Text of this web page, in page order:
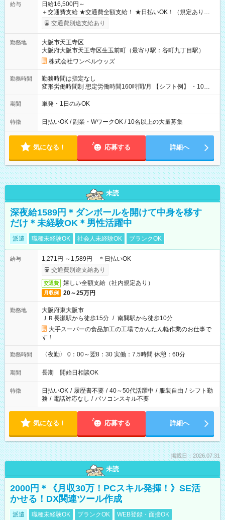
給与
日給16,500円～
＋交通費支給 ★交通費全額支給！ ★日払いOK！（規定あり） ┗
働いたその日に現金GET♪ お仕事後はコンビニATMから 日払
交通費別途支給あり
勤務地
大阪市天王寺区
大阪府大阪市天王寺区生玉前町（最寄り駅：谷町九丁目駅）
株式会社ワンベルウッズ
勤務時間
勤務時間は指定なし
変形労働時間制 想定労働時間160時間/月 【シフト例】 ・10：
00～20：00
期間 単発・1日のみOK
特徴 日払いOK / 副業・WワークOK / 10名以上の大量募集
気になる！ 応募する 詳細へ
未読
深夜給1589円＊ダンボールを開けて中身を移す
だけ＊未経験OK＊男性活躍中
派遣 職種未経験OK 社会人未経験OK ブランクOK
給与
1,271円 ～1,589円 ＊日払いOK
交通費別途支給あり
交通費 嬉しい全額支給（社内規定あり）
月収例 20～25万円
勤務地
大阪府東大阪市
ＪＲ長瀬駅から徒歩15分 / 南巽駅から徒歩10分
大手スーパーの食品加工の工場でかんたん軽作業のお仕事で
す！
勤務時間 〈夜勤〉 0：00～翌8：30 実働：7.5時間 休憩：60分
期間 長期 開始日相談OK
特徴 日払いOK / 履歴書不要 / 40～50代活躍中 / 服装自由 / シフト勤
務 / 電話対応なし / パソコンスキル不要
気になる！ 応募する 詳細へ
掲載日：2026.07.31
未読
2000円＊《月収30万！PCスキル発揮！》SE活
かせる！DX関連ツール作成
派遣 職種未経験OK ブランクOK WEB登録・面接OK